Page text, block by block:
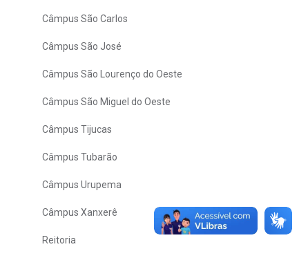
Câmpus São Carlos
Câmpus São José
Câmpus São Lourenço do Oeste
Câmpus São Miguel do Oeste
Câmpus Tijucas
Câmpus Tubarão
Câmpus Urupema
Câmpus Xanxerê
Reitoria